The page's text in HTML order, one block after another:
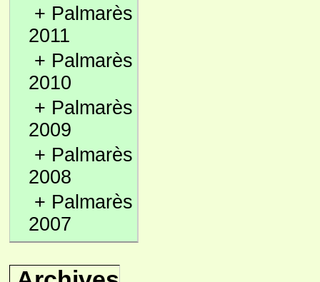
+ Palmarès
2011
+ Palmarès
2010
+ Palmarès
2009
+ Palmarès
2008
+ Palmarès
2007